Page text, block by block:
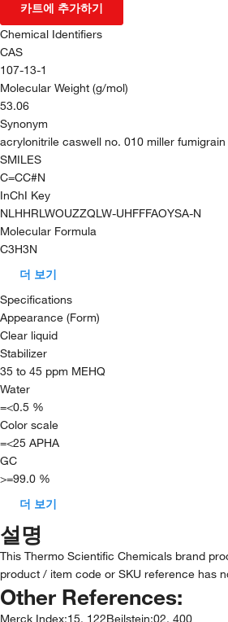
카트에 추가하기
Chemical Identifiers
CAS
107-13-1
Molecular Weight (g/mol)
53.06
Synonym
acrylonitrile caswell no. 010 miller
SMILES
C=CC#N
InChI Key
NLHHRLWOUZZQLW-UHFFFAOYSA-N
Molecular Formula
C3H3N
더 보기
Specifications
Appearance (Form)
Clear liquid
Stabilizer
35 to 45 ppm MEHQ
Water
=<0.5 %
Color scale
=<25 APHA
GC
>=99.0 %
더 보기
설명
This Thermo Scientific Chemicals brand
product / item code or SKU reference has
Other References:
Merck Index:15, 122Beilstein:02, 400